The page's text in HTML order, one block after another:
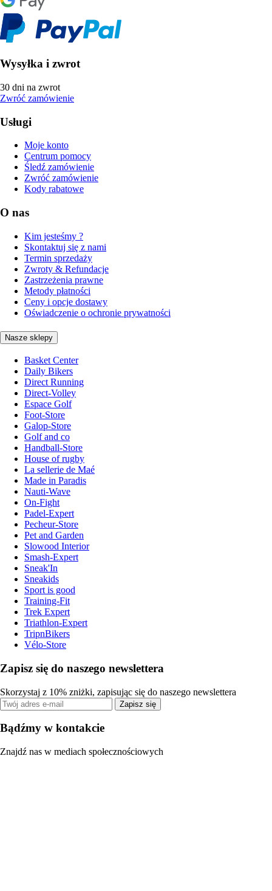
Wysyłka i zwrot
30 dni na zwrot
Zwróć zamówienie
Usługi
Moje konto
Centrum pomocy
Śledź zamówienie
Zwróć zamówienie
Kody rabatowe
O nas
Kim jesteśmy ?
Skontaktuj się z nami
Termin sprzedaży
Zwroty & Refundacje
Zastrzeżenia prawne
Metody płatności
Ceny i opcje dostawy
Oświadczenie o ochronie prywatności
Nasze sklepy
Basket Center
Daily Bikers
Direct Running
Direct-Volley
Espace Golf
Foot-Store
Galop-Store
Golf and co
Handball-Store
House of rugby
La sellerie de Maé
Made in Paradis
Nauti-Wave
On-Fight
Padel-Expert
Pecheur-Store
Pet and Garden
Slowood Interior
Smash-Expert
Sneak'In
Sneakids
Sport is good
Training-Fit
Trek Expert
Triathlon-Expert
TripnBikers
Vélo-Store
Zapisz się do naszego newslettera
Skorzystaj z 10% zniżki, zapisując się do naszego newslettera
Zapisz się
Bądźmy w kontakcie
Znajdź nas w mediach społecznościowych